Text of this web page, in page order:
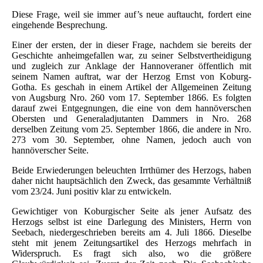
Diese Frage, weil sie immer auf’s neue auftaucht, fordert eine
eingehende Besprechung.
Einer der ersten, der in dieser Frage, nachdem sie bereits der
Geschichte anheimgefallen war, zu seiner Selbstvertheidigung
und zugleich zur Anklage der Hannoveraner öffentlich mit
seinem Namen auftrat, war der Herzog Ernst von Koburg-
Gotha. Es geschah in einem Artikel der Allgemeinen Zeitung
von Augsburg Nro. 260 vom 17. September 1866. Es folgten
darauf zwei Entgegnungen, die eine von dem hannöverschen
Obersten und Generaladjutanten Dammers in Nro. 268
derselben Zeitung vom 25. September 1866, die andere in Nro.
273 vom 30. September, ohne Namen, jedoch auch von
hannöverscher Seite.
Beide Erwiederungen beleuchten Irrthümer des Herzogs, haben
daher nicht hauptsächlich den Zweck, das gesammte Verhältniß
vom 23/24. Juni positiv klar zu entwickeln.
Gewichtiger von Koburgischer Seite als jener Aufsatz des
Herzogs selbst ist eine Darlegung des Ministers, Herrn von
Seebach, niedergeschrieben bereits am 4. Juli 1866. Dieselbe
steht mit jenem Zeitungsartikel des Herzogs mehrfach in
Widerspruch. Es fragt sich also, wo die größere